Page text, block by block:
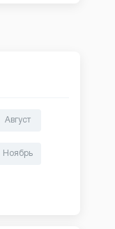
Август
Ноябрь